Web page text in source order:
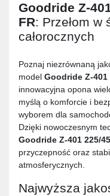
Goodride Z-
FR: Przełom w
całorocznych
Poznaj niezrównaną
model Goodride Z-401
innowacyjna opona
myślą o komforcie i
wyborem dla
Dzięki nowoczesnym
Goodride Z-401 225/
przyczepność oraz
atmosferycznych.
Najwyższa